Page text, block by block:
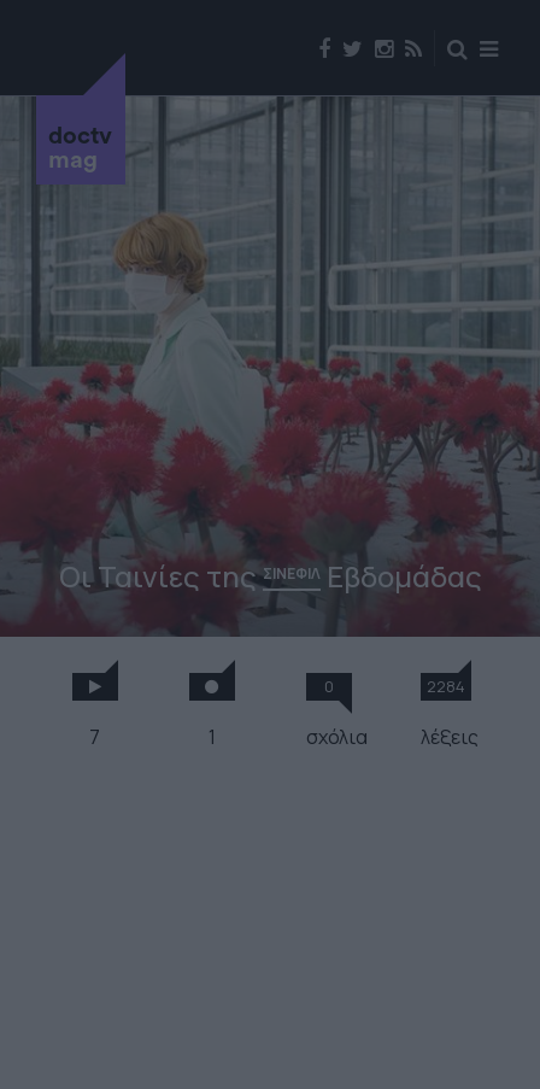
doctv
mag
Οι Ταινίες τηςΣΙΝΕΦΙΛ Εβδομάδας
7 1
0
σχόλια
2284
λέξεις